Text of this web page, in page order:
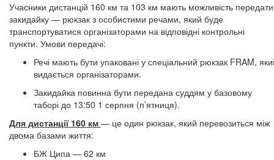
Учасники дистанцій 160 км та 103 км мають можливість передати
закидайку — рюкзак з особистими речами, який буде
транспортуватися організаторами на відповідні контрольні
пункти. Умови передачі:
Речі мають бути упаковані у спеціальний рюкзак FRAM,
видається організаторами.
Закидайка повинна бути передана суддям у базовому
таборі до 13:50 1 серпня (п’ятниця).​​​​​​​
Для дистанції 160 км — це один рюкзак, який перевозиться між
двома базами життя:
БЖ Ципа — 62 км